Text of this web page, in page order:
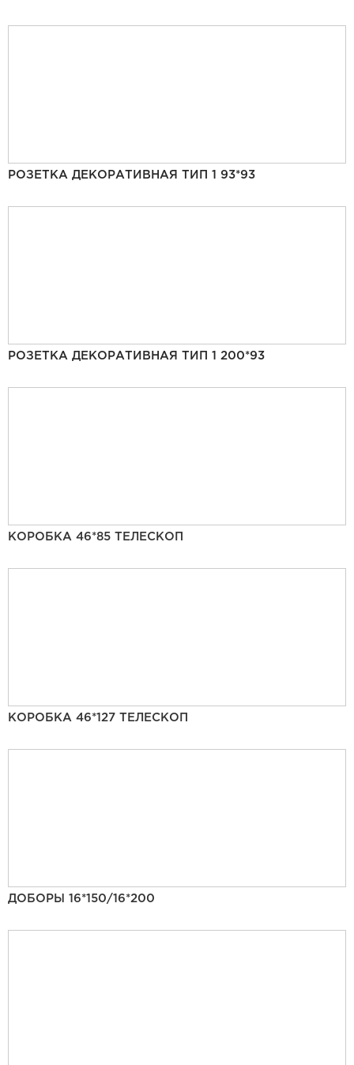
РОЗЕТКА ДЕКОРАТИВНАЯ ТИП 1 93*93
РОЗЕТКА ДЕКОРАТИВНАЯ ТИП 1 200*93
КОРОБКА 46*85 ТЕЛЕСКОП
КОРОБКА 46*127 ТЕЛЕСКОП
ДОБОРЫ 16*150/16*200